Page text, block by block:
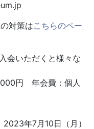
対策はこちらのペー
会いただくと様々な
円 年会費：個人
2023年7月10日（月）